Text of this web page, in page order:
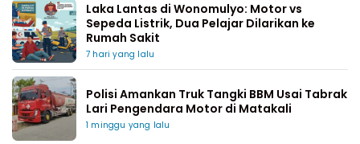
Laka Lantas di Wonomulyo: Motor vs
Sepeda Listrik, Dua Pelajar Dilarikan ke
Rumah Sakit
7 hari yang lalu
Polisi Amankan Truk Tangki BBM Usai Tabrak
Lari Pengendara Motor di Matakali
1 minggu yang lalu